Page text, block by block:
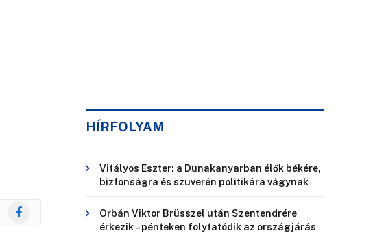
Facebook
HÍRFOLYAM
Vitályos Eszter: a Dunakanyarban élők békére,
biztonságra és szuverén politikára vágynak
Orbán Viktor Brüsszel után Szentendrére
érkezik – pénteken folytatódik az országjárás